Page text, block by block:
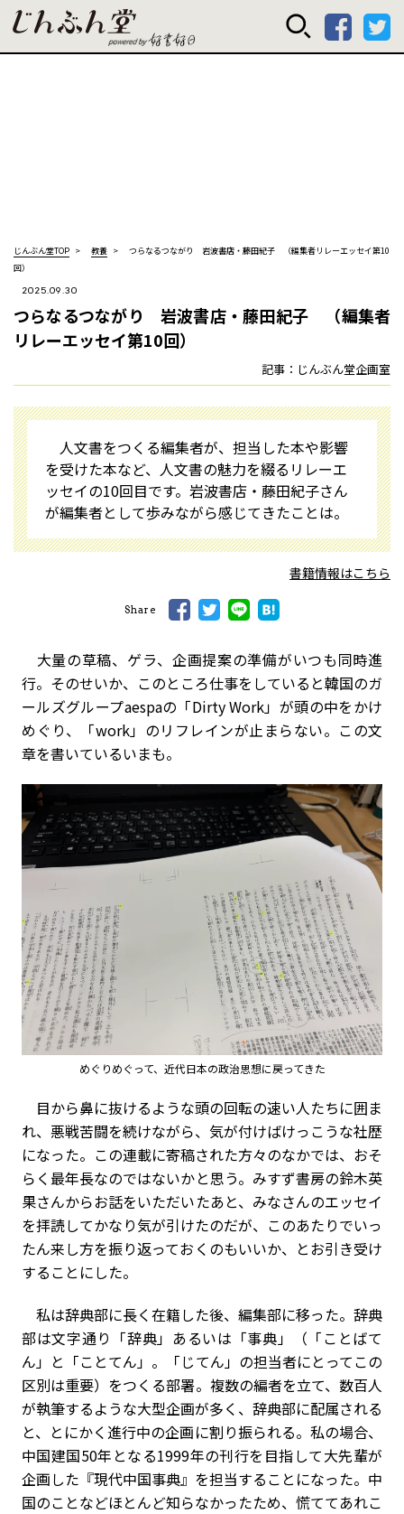
じんぶん堂
じんぶん堂TOP 教養
つらなるつながり 岩波書店・藤田紀子 （編集者リレーエッセイ第10
回）
2025.09.30
つらなるつながり 岩波書店・藤田紀子 （編集者
リレーエッセイ第10回）
記事：じんぶん堂企画室
人文書をつくる編集者が、担当した本や影響
を受けた本など、人文書の魅力を綴るリレーエ
ッセイの10回目です。岩波書店・藤田紀子さん
が編集者として歩みながら感じてきたことは――。
書籍情報はこちら
Share
大量の草稿、ゲラ、企画提案の準備がいつも同時進
行。そのせいか、このところ仕事をしていると韓国のガ
ールズグループaespaの「Dirty Work」が頭の中をかけ
めぐり、「work」のリフレインが止まらない。この文
章を書いているいまも――。
めぐりめぐって、近代日本の政治思想に戻ってきた
目から鼻に抜けるような頭の回転の速い人たちに囲ま
れ、悪戦苦闘を続けながら、気が付けばけっこうな社歴
になった。この連載に寄稿された方々のなかでは、おそ
らく最年長なのではないかと思う。みすず書房の鈴木英
果さんからお話をいただいたあと、みなさんのエッセイ
を拝読してかなり気が引けたのだが、このあたりでいっ
たん来し方を振り返っておくのもいいか、とお引き受け
することにした。
私は辞典部に長く在籍した後、編集部に移った。辞典
部は文字通り「辞典」あるいは「事典」（「ことばて
ん」と「ことてん」。「じてん」の担当者にとってこの
区別は重要）をつくる部署。複数の編者を立て、数百人
が執筆するような大型企画が多く、辞典部に配属される
と、とにかく進行中の企画に割り振られる。私の場合、
中国建国50年となる1999年の刊行を目指して大先輩が
企画した『現代中国事典』を担当することになった。中
国のことなどほとんど知らなかったため、慌ててあれこ